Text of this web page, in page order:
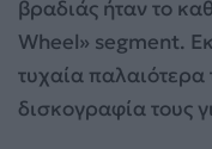
βραδιάς ήταν το
Wheel» segment.
τυχαία
δισκογραφία τους